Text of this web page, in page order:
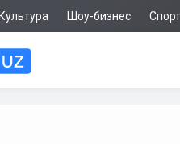
Культура Шоу-бизнес Спорт